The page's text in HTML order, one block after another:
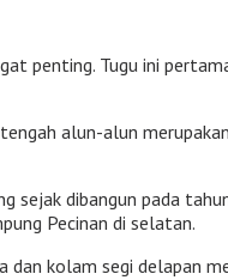
penting. Tugu ini
alun-alun
dibangun pada
Pecinan di selatan.
kolam segi delapan